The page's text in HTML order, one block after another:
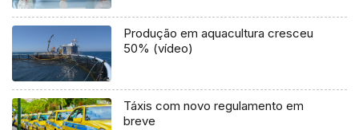
Produção em aquacultura cresceu
50% (vídeo)
Táxis com novo regulamento em
breve